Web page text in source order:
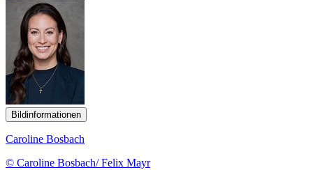
Bildinformationen
Caroline Bosbach
© Caroline Bosbach/ Felix Mayr